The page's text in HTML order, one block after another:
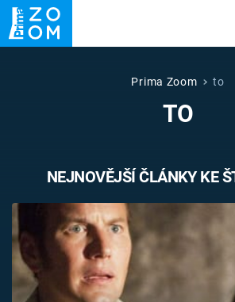
UFO DRUHÁ
VETŘELCI DÁVNOVĚKU
Témata
Témata
Pořady
Prima Zoom to
TO
NEJNOVĚJŠÍ ČLÁNKY KE